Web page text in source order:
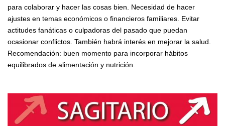
para colaborar y hacer las cosas bien. Necesidad de hacer
ajustes en temas económicos o financieros familiares. Evitar
actitudes fanáticas o culpadoras del pasado que puedan
ocasionar conflictos. También habrá interés en mejorar la salud.
Recomendación: buen momento para incorporar hábitos
equilibrados de alimentación y nutrición.